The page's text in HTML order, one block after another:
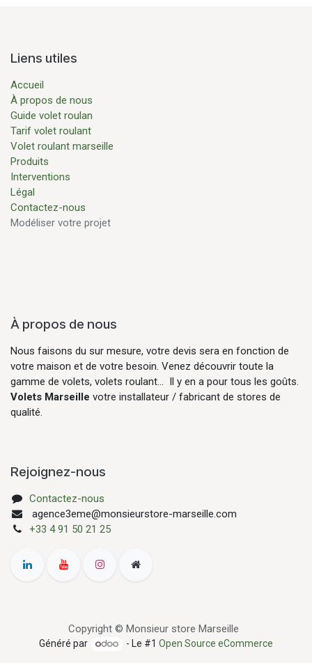
Liens utiles
Accueil
À propos de nous
Guide volet roulan
Tarif volet roulant
Volet roulant marseille
Produits
Interventions
Légal
Contactez-nous
Modéliser votre projet
À propos de nous
Nous faisons du sur mesure, votre devis sera en fonction de
votre maison et de votre besoin. Venez découvrir toute la
gamme de volets, volets roulant... Il y en a pour tous les goûts.
Volets Marseille votre installateur / fabricant de stores de
qualité.
Rejoignez-nous
Contactez-nous
agence3eme@monsieurstore-marseille.com
+33 4 91 50 21 25
Copyright © Monsieur store Marseille
Généré par - Le #1 Open Source eCommerce